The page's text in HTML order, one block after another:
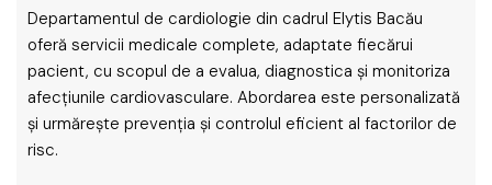
Departamentul de cardiologie din cadrul Elytis Bacău
oferă servicii medicale complete, adaptate fiecărui
pacient, cu scopul de a evalua, diagnostica și monitoriza
afecțiunile cardiovasculare. Abordarea este personalizată
și urmărește prevenția și controlul eficient al factorilor de
risc.